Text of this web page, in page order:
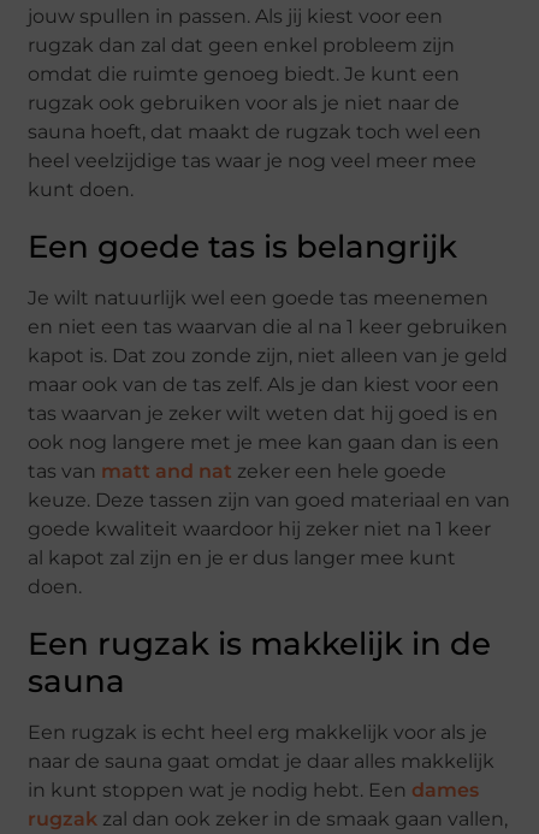
jouw spullen in passen. Als jij kiest voor een
rugzak dan zal dat geen enkel probleem zijn
omdat die ruimte genoeg biedt. Je kunt een
rugzak ook gebruiken voor als je niet naar de
sauna hoeft, dat maakt de rugzak toch wel een
heel veelzijdige tas waar je nog veel meer mee
kunt doen.
Een goede tas is belangrijk
Je wilt natuurlijk wel een goede tas meenemen
en niet een tas waarvan die al na 1 keer gebruiken
kapot is. Dat zou zonde zijn, niet alleen van je geld
maar ook van de tas zelf. Als je dan kiest voor een
tas waarvan je zeker wilt weten dat hij goed is en
ook nog langere met je mee kan gaan dan is een
tas van matt and nat zeker een hele goede
keuze. Deze tassen zijn van goed materiaal en van
goede kwaliteit waardoor hij zeker niet na 1 keer
al kapot zal zijn en je er dus langer mee kunt
doen.
Een rugzak is makkelijk in de
sauna
Een rugzak is echt heel erg makkelijk voor als je
naar de sauna gaat omdat je daar alles makkelijk
in kunt stoppen wat je nodig hebt. Een dames
rugzak zal dan ook zeker in de smaak gaan vallen,